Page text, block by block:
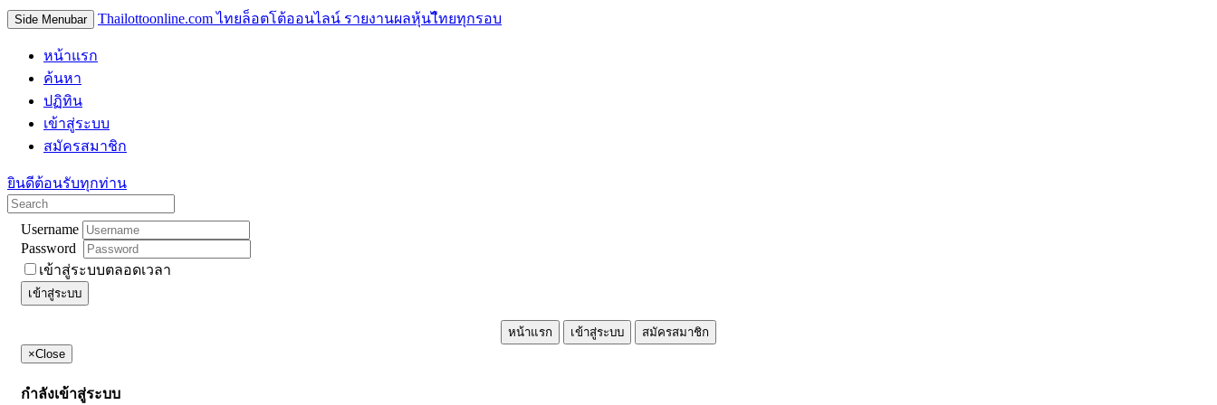
Side Menubar Thailottoonline.com ไทยล็อตโต้ออนไลน์ รายงานผลหุ้นไืทยทุกรอบ
หน้าแรก
ค้นหา
ปฏิทิน
เข้าสู่ระบบ
สมัครสมาชิก
ยินดีต้อนรับทุกท่าน
Username
Password
เข้าสู่ระบบตลอดเวลา
เข้าสู่ระบบ
หน้าแรก เข้าสู่ระบบ
สมัครสมาชิก
×Close
กำลังเข้าสู่ระบบ